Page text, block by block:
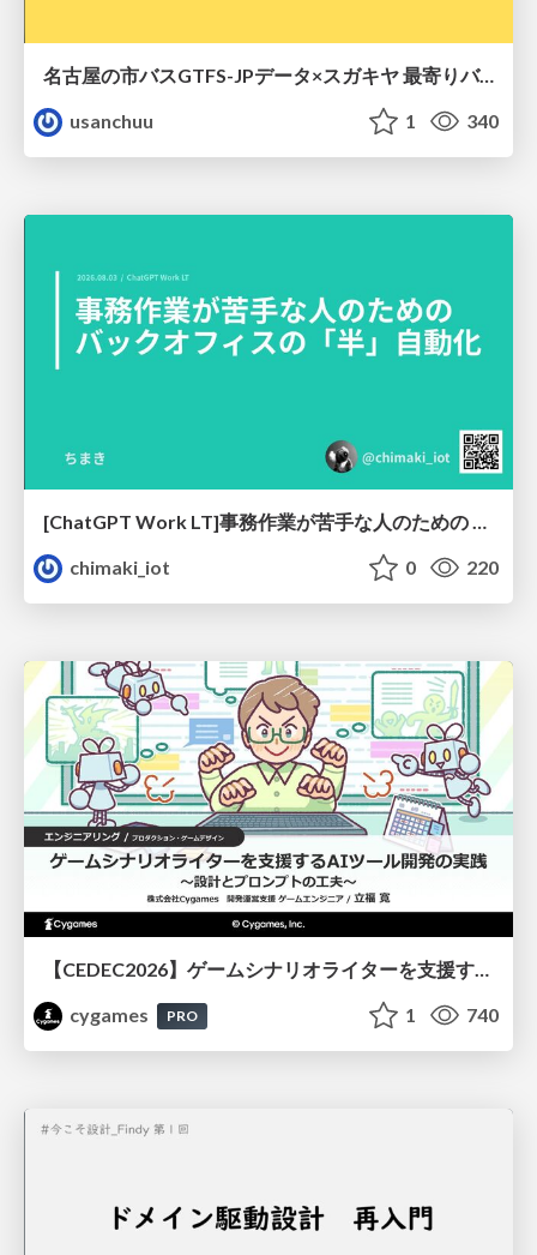
名古屋の市バスGTFS-JPデータ×スガキヤ 最寄りバス停検索をAmazon ElastiCache Serverless for Valkeyで最適化する
usanchuu
1 340
[ChatGPT Work LT]事務作業が苦手な人のための バックオフィスの「半」自動化
chimaki_iot
0 220
【CEDEC2026】ゲームシナリオライターを支援するAIツール開発の実践 ― 設計とプロンプトの工夫 ―
cygames
PRO 1 740